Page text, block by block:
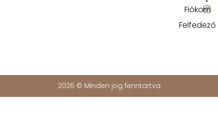
Fiókom
Felfedező
2026 © Minden jog fenntartva